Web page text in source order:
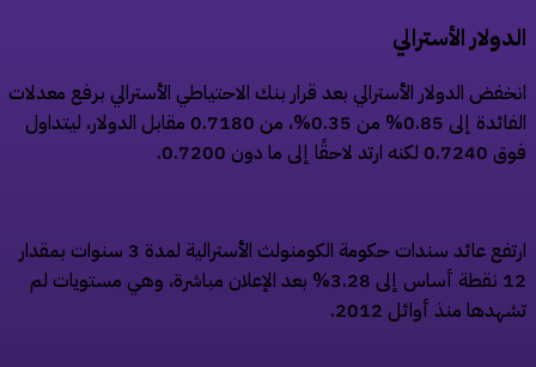
الأسترالي
الدولار الأسترالي بعد قرار بنك الاحتياطي الأسترالي برفع معدلات
الفائدة إلى 0.85% من 0.35%، من 0.7180 مقابل الدولار، ليتداول
لاحقًا إلى ما دون 0.7200.
ارتفع عائد سندات حكومة الكومنولث الأسترالية لمدة 3 سنوات بمقدار
12 نقطة أساس إلى 3.28% بعد الإعلان مباشرة، وهي مستويات لم
منذ أوائل 2012.